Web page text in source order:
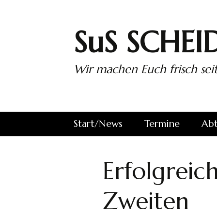
SuS
Wir machen Euch frisch
Start/News
Termine
1.
Zweiten